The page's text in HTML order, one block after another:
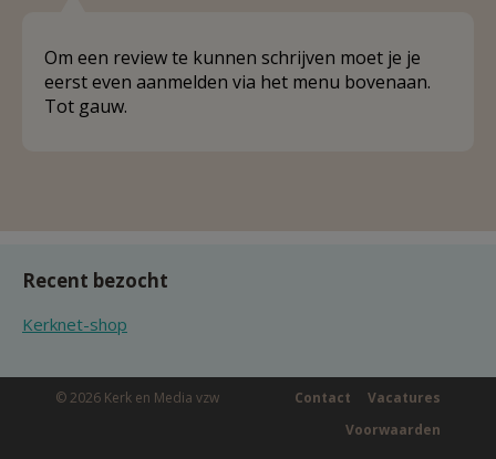
Om een review te kunnen schrijven moet je je
eerst even aanmelden via het menu bovenaan.
Tot gauw.
Recent bezocht
Kerknet-shop
© 2026 Kerk en Media vzw Vacatures
Contact
Voorwaarden